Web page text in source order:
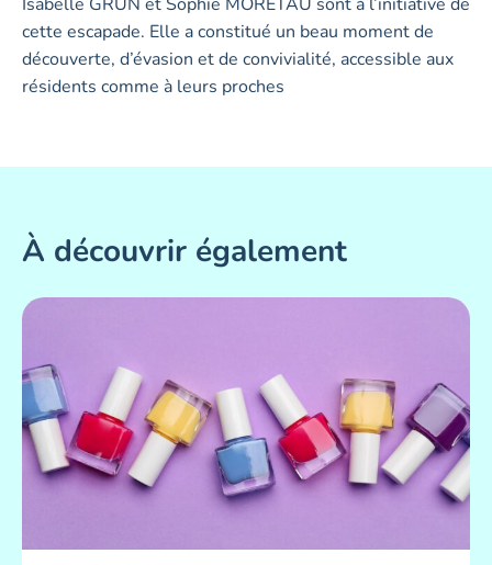
cette escapade. Elle a constitué un beau moment de
découverte, d’évasion et de convivialité, accessible aux
résidents comme à leurs proches
À découvrir également